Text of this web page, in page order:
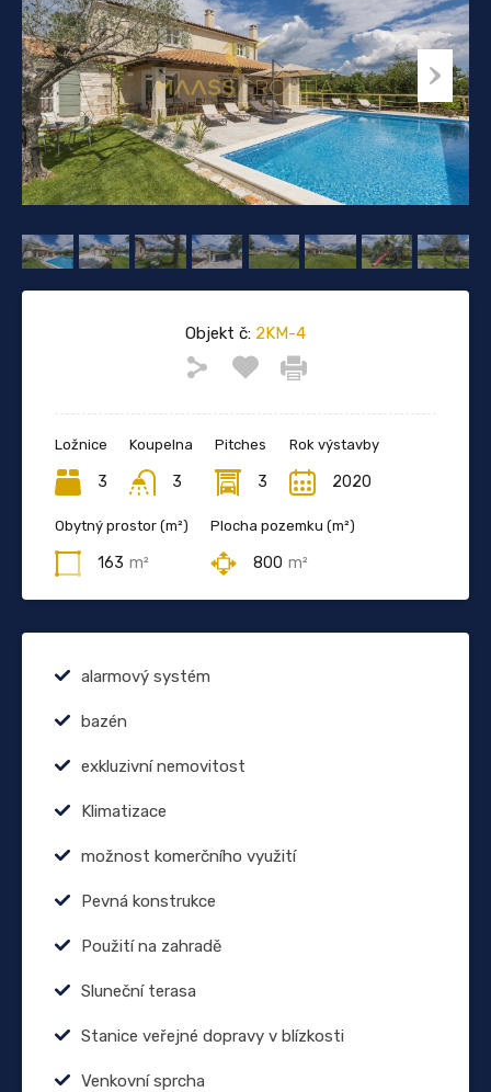
Objekt č: 2KM-4
Ložnice
3
Koupelna
3
Pitches
3
Rok výstavby
2020
Obytný prostor (m²)
163 m²
Plocha pozemku (m²)
800 m²
alarmový systém
bazén
exkluzivní nemovitost
Klimatizace
možnost komerčního využití
Pevná konstrukce
Použití na zahradě
Sluneční terasa
Stanice veřejné dopravy v blízkosti
Venkovní sprcha